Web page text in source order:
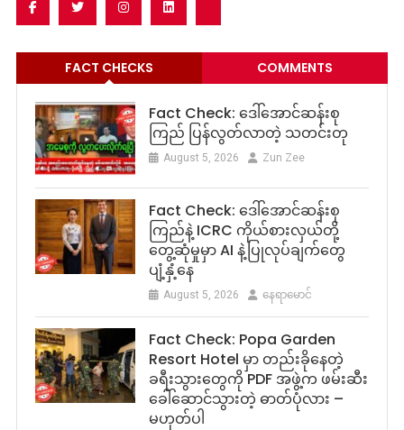
FACT CHECKS COMMENTS
Fact Check: ဒေါ်အောင်ဆန်းစု
ကြည် ပြန်လွတ်လာတဲ့ သတင်းတု
August 5, 2026 Zun Zee
Fact Check: ဒေါ်အောင်ဆန်းစု
ကြည်နဲ့ ICRC ကိုယ်စားလှယ်တို့
တွေ့ဆုံမှုမှာ AI နဲ့ပြုလုပ်ချက်တွေ
ပျံ့နှံ့နေ
August 5, 2026 နေရာမောင်
Fact Check: Popa Garden
Resort Hotel မှာ တည်းခိုနေတဲ့
ခရီးသွားတွေကို PDF အဖွဲ့က ဖမ်းဆီး
ခေါ်ဆောင်သွားတဲ့ ဓာတ်ပုံလား –
မဟုတ်ပါ